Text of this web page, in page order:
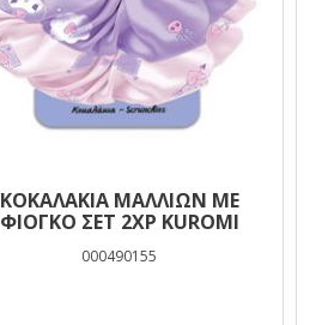
ΚΟΚΑΛΑΚΙΑ ΜΑΛΛΙΩΝ ΜΕ
ΦΙΟΓΚΟ ΣΕΤ 2ΧΡ KUROMI
000490155